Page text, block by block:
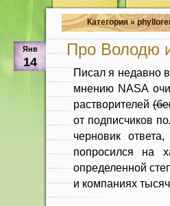
Категория »
Янв
14
Про Володю
Писал я недавно
мнению NASA
растворителей
от подписчиков
черновик
попросился на
определенной
и компаниях